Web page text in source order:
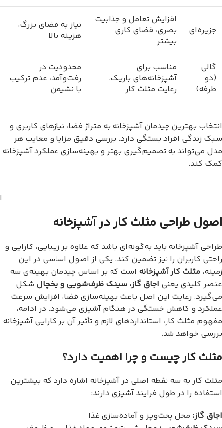
جزیره‌ای
افزایش تعامل و جذابیت
بصری، فضای کاری
بیشتر
نیاز به فضای بزرگ،
هزینه بالا
گالی
(دو
طرفه)
مناسب برای
آشپزخانه‌های باریک،
رعایت مثلث کار
محدودیت در
رفت‌وآمد، عدم ترکیب
با نشیمن
انتخاب بهترین چیدمان آشپزخانه به متراژ فضا، نیازهای کاربری و
سبک زندگی افراد بستگی دارد. بررسی دقیق مزایا و معایب هر
مدل می‌تواند به تصمیم‌گیری بهتر و بهینه‌سازی عملکرد آشپزخانه
کمک کند.
اصول طراحی مثلث کار در آشپزخانه
طراحی آشپزخانه باید به‌گونه‌ای باشد که علاوه بر زیبایی، کارایی و
راحتی کاربران را نیز تضمین کند. یکی از اصول اساسی در این
زمینه، مثلث کار آشپزخانه است که بر اساس چیدمان بهینه‌ی سه
عنصر کلیدی یعنی اجاق گاز، سینک ظرف‌شویی و یخچال شکل
می‌گیرد. رعایت این اصل باعث بهینه‌سازی فضا، افزایش سرعت
عملکرد و کاهش خستگی در هنگام آشپزی می‌شود. در ادامه،
مفهوم مثلث کار، استانداردهای لازم و تأثیر آن بر کارایی آشپزخانه
بررسی خواهد شد.
مثلث کار چیست و چرا اهمیت دارد؟
مثلث کار به سه نقطه اصلی در آشپزخانه اشاره دارد که بیشترین
استفاده را در طول فرایند آشپزی دارند:
اجاق گاز: محل پخت‌وپز و آماده‌سازی غذا